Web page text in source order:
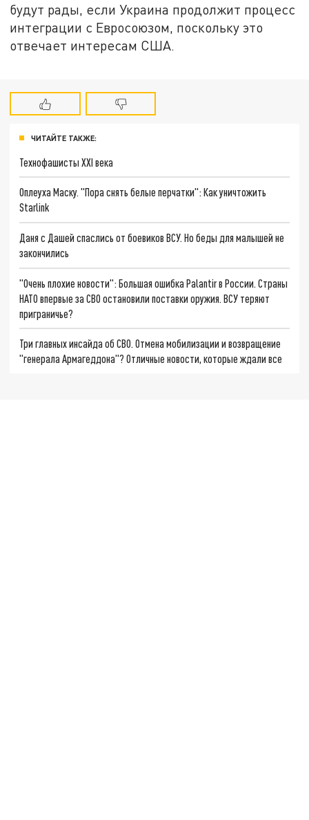
будут рады, если Украина продолжит процесс
интеграции с Евросоюзом, поскольку это
отвечает интересам США.
ЧИТАЙТЕ ТАКЖЕ:
Технофашисты XXI века
Оплеуха Маску. "Пора снять белые перчатки": Как уничтожить
Starlink
Даня с Дашей спаслись от боевиков ВСУ. Но беды для малышей не
закончились
"Очень плохие новости": Большая ошибка Palantir в России. Страны
НАТО впервые за СВО остановили поставки оружия. ВСУ теряют
приграничье?
Три главных инсайда об СВО. Отмена мобилизации и возвращение
"генерала Армагеддона"? Отличные новости, которые ждали все